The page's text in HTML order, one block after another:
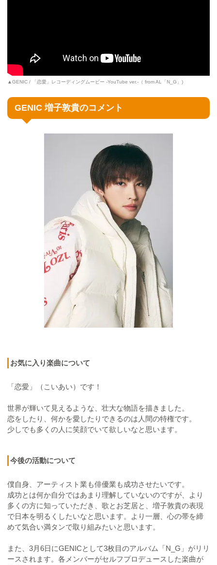
▲GENIC / 「恋愛」レコーディングムービー -YouTube ver.-（ from AL「N_G」)
GENIC 増子敦貴のコメント
お気に入り楽曲について
「恋愛」（こいあい）です！
世界が輝いて見えるような、壮大な物語を描きました。
恋をしたり、何かを愛したりできるのは人間の特権です。
少しでも多くの人に笑顔でいて欲しいなと思います。
今後の活動について
僕自身、アーティスト業も俳優業も成功させたいです。
成功とは何か自分ではあまり理解していないのですが、より
多くの方に知っていただき、歌とお芝居と、増子敦貴の表現
で日本を明るくしたいなと思います。より一層、心の帯を締
めて気合い満タンで取り組みたいと思います。
また、3月6日にGENICとして3枚目のアルバム「N_G」がリリ
ースされます。各メンバーがセルフプロデュースした楽曲が